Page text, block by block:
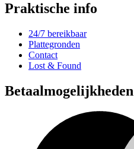
Praktische info
24/7 bereikbaar
Plattegronden
Contact
Lost & Found
Betaalmogelijkheden